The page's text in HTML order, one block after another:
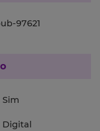
97621
Sim
Digital